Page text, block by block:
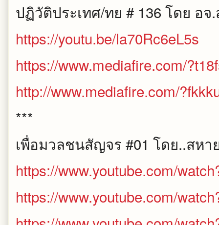
ปฏิวัติประเทศ/ทย # 136 โดย อ
https://youtu.be/la70Rc6eL5s
https://www.mediafire.com/
http://www.mediafire.com/
***
เพื่อมวลชนสัญจร #01 โดย..สห
https://www.youtube.com/
https://www.youtube.com/